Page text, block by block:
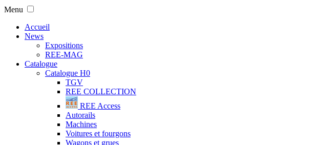
Menu
Accueil
News
Expositions
REE-MAG
Catalogue
Catalogue H0
TGV
REE COLLECTION
REE Access
Autorails
Machines
Voitures et fourgons
Wagons et grues